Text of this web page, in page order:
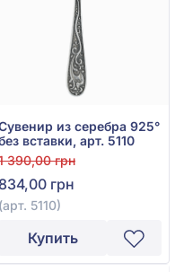
из серебра 925°
вставки, арт. 5110
390,00 грн
834,00 грн
(арт. 5110)
Купить